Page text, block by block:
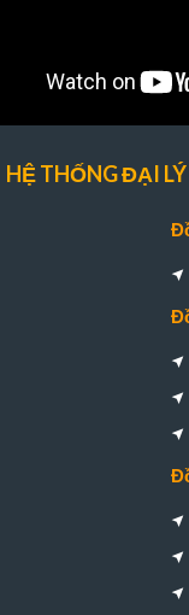
HỆ THỐNG ĐẠI